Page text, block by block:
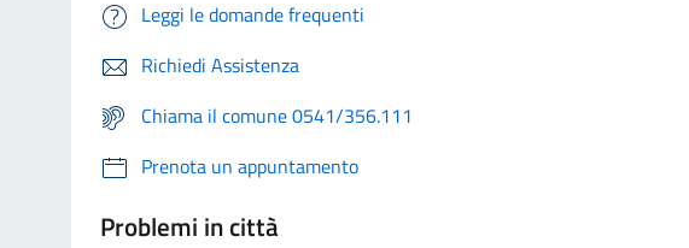
Leggi le domande frequenti
Richiedi Assistenza
Chiama il comune 0541/356.111
Prenota un appuntamento
Problemi in città